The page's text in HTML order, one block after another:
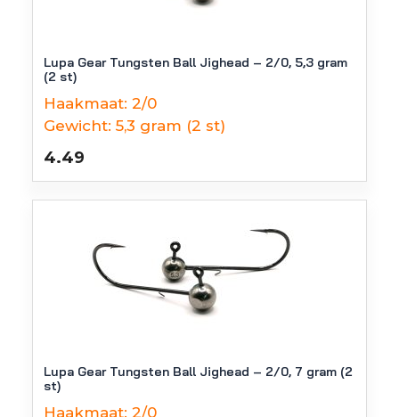
Lupa Gear Tungsten Ball Jighead – 2/0, 5,3 gram
(2 st)
Haakmaat: 2/0
Gewicht: 5,3 gram (2 st)
4.49
Lupa Gear Tungsten Ball Jighead – 2/0, 7 gram (2
st)
Haakmaat: 2/0